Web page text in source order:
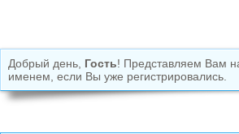
Добрый день, Гость! Представляем Вам
именем, если Вы уже регистрировались.